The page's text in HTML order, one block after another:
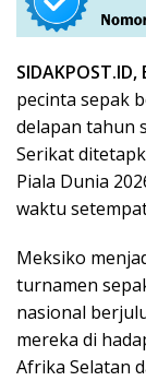
SIDAKPOST.ID,
pecinta sepak
delapan tahun
Serikat
Piala Dunia
waktu
Meksiko
turnamen
nasional
mereka di
Afrika Selatan